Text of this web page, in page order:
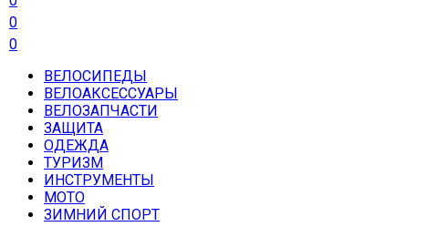
0
0
ВЕЛОСИПЕДЫ
ВЕЛОАКСЕССУАРЫ
ВЕЛОЗАПЧАСТИ
ЗАЩИТА
ОДЕЖДА
ТУРИЗМ
ИНСТРУМЕНТЫ
МОТО
ЗИМНИЙ СПОРТ